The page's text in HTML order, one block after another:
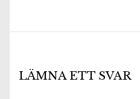
LÄMNA ETT SVAR